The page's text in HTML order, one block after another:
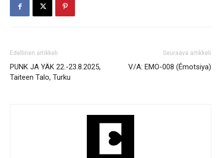
Edellinen artikkeli
PUNK JA YÄK 22.-23.8.2025,
Taiteen Talo, Turku
Seuraava artikkeli
V/A: EMO-008 (Émotsiya)